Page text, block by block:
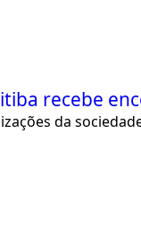
recebe
da